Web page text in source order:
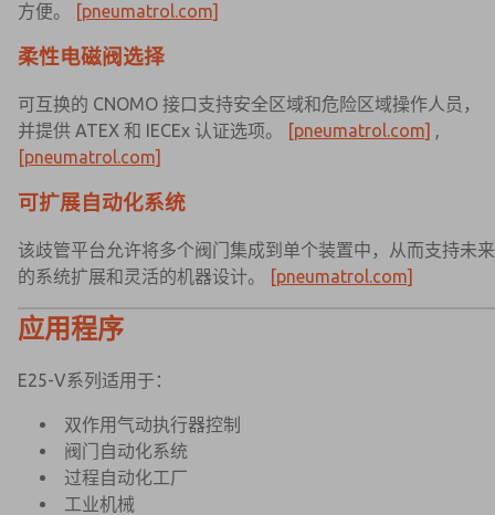
方便。
[pneumatrol.com]
柔性电磁阀选择
可互换的 CNOMO 接口支持安全区域和危险区域操作人员，
并提供 ATEX 和 IECEx 认证选项。
[pneumatrol.com] ,
[pneumatrol.com]
可扩展自动化系统
该歧管平台允许将多个阀门集成到单个装置中，从而支持未来
的系统扩展和灵活的机器设计。
[pneumatrol.com]
应用程序
E25-V系列适用于：
双作用气动执行器控制
阀门自动化系统
过程自动化工厂
工业机械